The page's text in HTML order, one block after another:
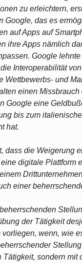
zu erleichtern,
Google, das es
auf Apps auf
ihre Apps nämlich
Google
Interoperabilität
Wettbewerbs- und
einen
Google eine
bis zum
hat.
dass die Weigerung
digitale Plattform
einer
der Tätigkeit
wenn, wie
sondern mit